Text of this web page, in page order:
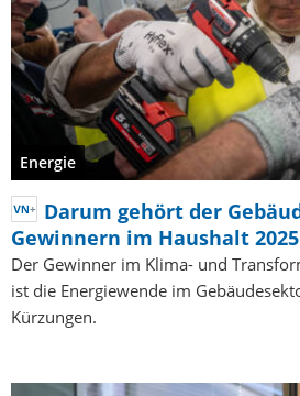
Energie
Darum gehört der
Gewinnern im Haushalt 2025
Der Gewinner im Klima- und
ist die Energiewende im
Kürzungen.